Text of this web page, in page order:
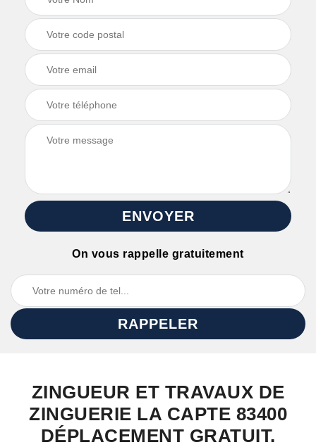
On vous rappelle gratuitement
ZINGUEUR ET TRAVAUX DE
ZINGUERIE LA CAPTE 83400
DÉPLACEMENT GRATUIT.